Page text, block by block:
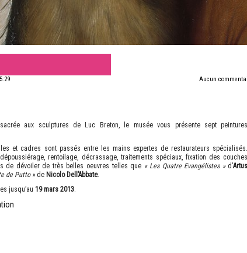
Aucun
aux sculptures de Luc Breton, le musée vous présente sept peintures
et cadres sont passés entre les mains expertes de restaurateurs spécialisés.
rentoilage, décrassage, traitements spéciaux, fixation des couches
de dévoiler de très belles oeuvres telles que « Les Quatre Evangélistes »d’Artus
de Putto »de Nicolo Dell’Abbate.
jusqu’au 19 mars 2013.